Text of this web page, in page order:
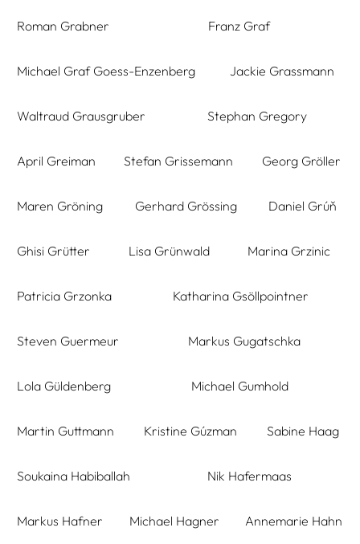
Roman Grabner Franz Graf
Michael Graf Goess-Enzenberg Jackie Grassmann
Waltraud Grausgruber Stephan Gregory
April Greiman Stefan Grissemann Georg Gröller
Maren Gröning Gerhard Grössing Daniel Grúň
Ghisi Grütter Lisa Grünwald Marina Grzinic
Patricia Grzonka Katharina Gsöllpointner
Steven Guermeur Markus Gugatschka
Lola Güldenberg Michael Gumhold
Martin Guttmann Kristine Gúzman Sabine Haag
Soukaina Habiballah Nik Hafermaas
Markus Hafner Michael Hagner Annemarie Hahn